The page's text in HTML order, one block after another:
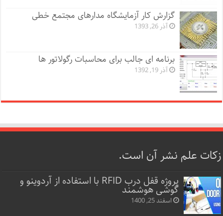
گزارش کار آزمایشگاه مدارهای مجتمع خطی
آذر 26, 1393
برنامه ای جالب برای محاسبات رگولاتور ها
آذر 19, 1392
زکات علم نشر آن است.
پروژه قفل‌ درب RFID با استفاده از آردوینو و
گوشی هوشمند
اسفند 25, 1400